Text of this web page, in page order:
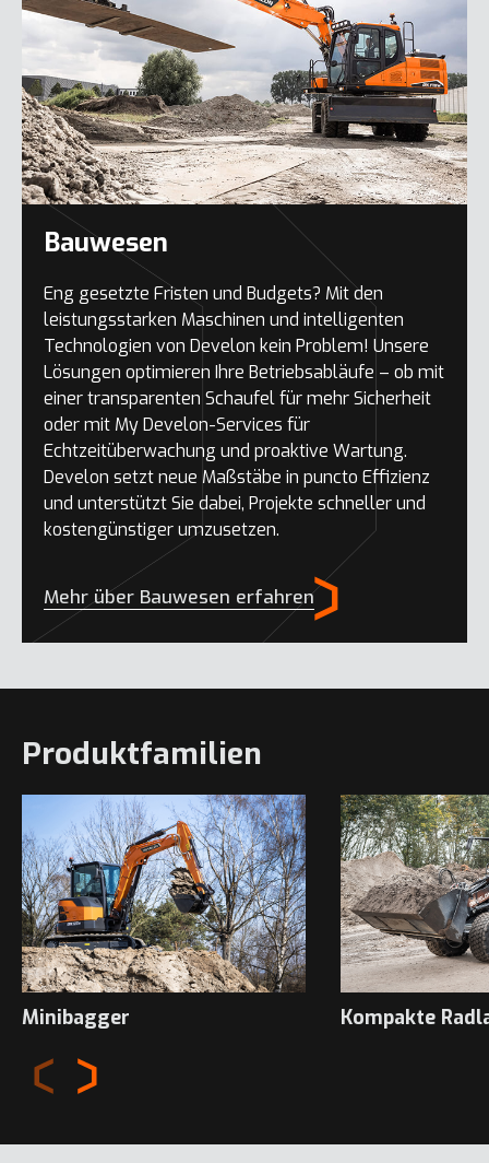
Bauwesen
Eng gesetzte Fristen und Budgets? Mit den
leistungsstarken Maschinen und intelligenten
Technologien von Develon kein Problem! Unsere
Lösungen optimieren Ihre Betriebsabläufe – ob mit
einer transparenten Schaufel für mehr Sicherheit
oder mit My Develon-Services für
Echtzeitüberwachung und proaktive Wartung.
Develon setzt neue Maßstäbe in puncto Effizienz
und unterstützt Sie dabei, Projekte schneller und
kostengünstiger umzusetzen.
Mehr über Bauwesen erfahren
Produktfamilien
Minibagger Kompakte